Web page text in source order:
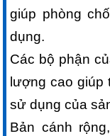
giúp phòng
dụng.
Các bộ phận
lượng cao giúp
sử dụng của
Bản cánh